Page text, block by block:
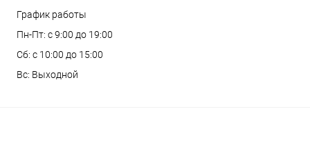
График работы
Пн-Пт: с 9:00 до 19:00
Сб: с 10:00 до 15:00
Вс: Выходной